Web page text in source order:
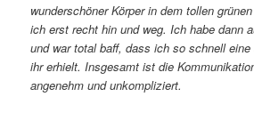
wunderschöner Körper in dem tollen
ich erst recht hin und weg. Ich habe dann
und war total baff, dass ich so schnell
ihr erhielt. Insgesamt ist die
angenehm und unkompliziert.